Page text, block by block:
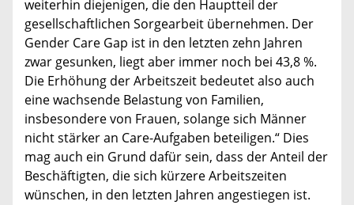
weiterhin diejenigen, die den Hauptteil der
gesellschaftlichen Sorgearbeit übernehmen. Der
Gender Care Gap ist in den letzten zehn Jahren
zwar gesunken, liegt aber immer noch bei 43,8 %.
Die Erhöhung der Arbeitszeit bedeutet also auch
eine wachsende Belastung von Familien,
insbesondere von Frauen, solange sich Männer
nicht stärker an Care-Aufgaben beteiligen.“ Dies
mag auch ein Grund dafür sein, dass der Anteil der
Beschäftigten, die sich kürzere Arbeitszeiten
wünschen, in den letzten Jahren angestiegen ist.